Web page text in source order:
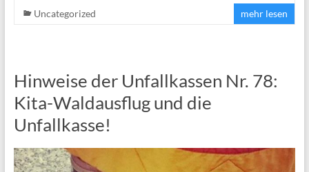
Uncategorized
mehr lesen
Hinweise der Unfallkassen Nr. 78:
Kita-Waldausflug und die
Unfallkasse!